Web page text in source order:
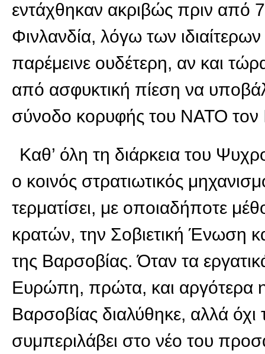
εντάχθηκαν ακριβώς πριν από
Φινλανδία, λόγω των
παρέμεινε ουδέτερη, αν και
από ασφυκτική πίεση να
σύνοδο κορυφής του ΝΑΤΟ τον
Καθ’ όλη τη διάρκεια του
ο κοινός στρατιωτικός
τερματίσει, με οποιαδήποτε
κρατών, την Σοβιετική Ένωση
της Βαρσοβίας. Όταν τα
Ευρώπη, πρώτα, και αργότερα
Βαρσοβίας διαλύθηκε, αλλά
συμπεριλάβει στο νέο του